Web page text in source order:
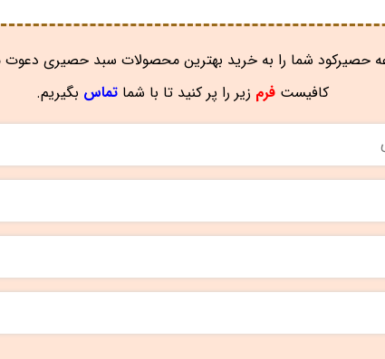
حصیرکود شما را به خرید بهترین محصولات سبد حصیری دعوت
کافیستفرم زیر را پر کنید تا با شماتماس بگیریم.